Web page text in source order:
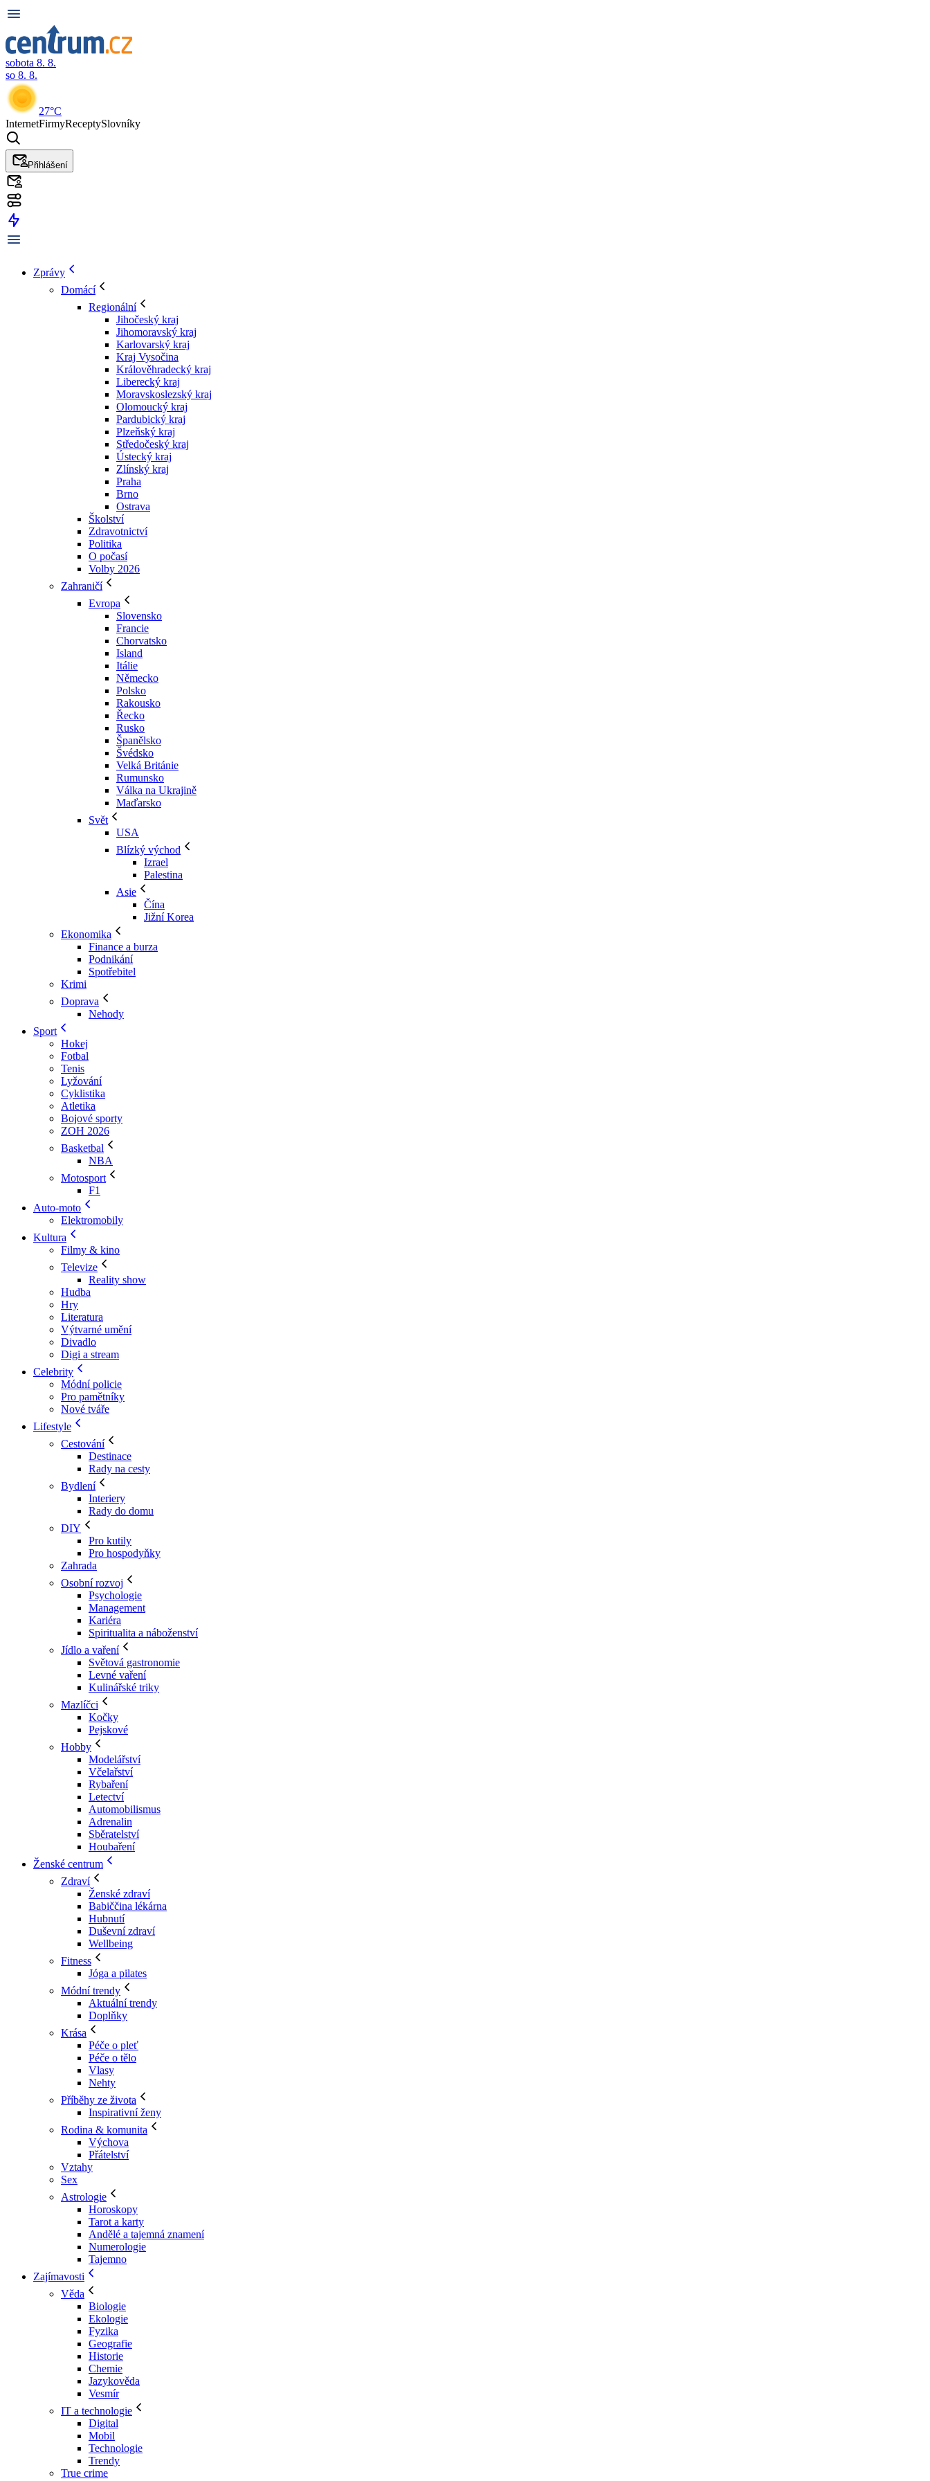
sobota 8. 8.
so 8. 8.
27°C
InternetFirmyReceptySlovníky
Přihlášení
Zprávy
Domácí
Regionální
Jihočeský kraj
Jihomoravský kraj
Karlovarský kraj
Kraj Vysočina
Králověhradecký kraj
Liberecký kraj
Moravskoslezský kraj
Olomoucký kraj
Pardubický kraj
Plzeňský kraj
Středočeský kraj
Ústecký kraj
Zlínský kraj
Praha
Brno
Ostrava
Školství
Zdravotnictví
Politika
O počasí
Volby 2026
Zahraničí
Evropa
Slovensko
Francie
Chorvatsko
Island
Itálie
Německo
Polsko
Rakousko
Řecko
Rusko
Španělsko
Švédsko
Velká Británie
Rumunsko
Válka na Ukrajině
Maďarsko
Svět
USA
Blízký východ
Izrael
Palestina
Asie
Čína
Jižní Korea
Ekonomika
Finance a burza
Podnikání
Spotřebitel
Krimi
Doprava
Nehody
Sport
Hokej
Fotbal
Tenis
Lyžování
Cyklistika
Atletika
Bojové sporty
ZOH 2026
Basketbal
NBA
Motosport
F1
Auto-moto
Elektromobily
Kultura
Filmy & kino
Televize
Reality show
Hudba
Hry
Literatura
Výtvarné umění
Divadlo
Digi a stream
Celebrity
Módní policie
Pro pamětníky
Nové tváře
Lifestyle
Cestování
Destinace
Rady na cesty
Bydlení
Interiery
Rady do domu
DIY
Pro kutily
Pro hospodyňky
Zahrada
Osobní rozvoj
Psychologie
Management
Kariéra
Spiritualita a náboženství
Jídlo a vaření
Světová gastronomie
Levné vaření
Kulinářské triky
Mazlíčci
Kočky
Pejskové
Hobby
Modelářství
Včelařství
Rybaření
Letectví
Automobilismus
Adrenalin
Sběratelství
Houbaření
Ženské centrum
Zdraví
Ženské zdraví
Babiččina lékárna
Hubnutí
Duševní zdraví
Wellbeing
Fitness
Jóga a pilates
Módní trendy
Aktuální trendy
Doplňky
Krása
Péče o pleť
Péče o tělo
Vlasy
Nehty
Příběhy ze života
Inspirativní ženy
Rodina & komunita
Výchova
Přátelství
Vztahy
Sex
Astrologie
Horoskopy
Tarot a karty
Andělé a tajemná znamení
Numerologie
Tajemno
Zajímavosti
Věda
Biologie
Ekologie
Fyzika
Geografie
Historie
Chemie
Jazykověda
Vesmír
IT a technologie
Digital
Mobil
Technologie
Trendy
True crime